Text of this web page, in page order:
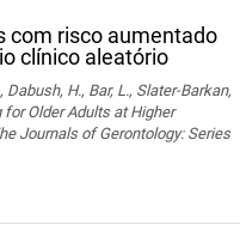
com risco aumentado
clínico aleatório
Dabush, H., Bar, L., Slater-Barkan,
for Older Adults at Higher
Journals of Gerontology: Series